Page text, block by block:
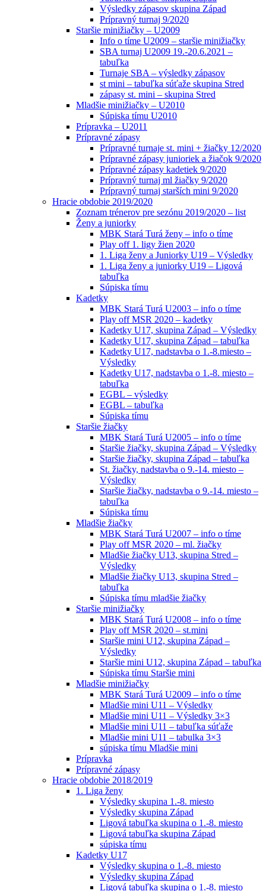
Výsledky zápasov skupina Západ
Prípravný turnaj 9/2020
Staršie minižiačky – U2009
Info o tíme U2009 – staršie minižiačky
SBA turnaj U2009 19.-20.6.2021 –
tabuľka
Turnaje SBA – výsledky zápasov
st mini – tabuľka súťaže skupina Stred
zápasy st. mini – skupina Stred
Mladšie minižiačky – U2010
Súpiska tímu U2010
Prípravka – U2011
Prípravné zápasy
Prípravné turnaje st. mini + žiačky 12/2020
Prípravné zápasy junioriek a žiačok 9/2020
Prípravné zápasy kadetiek 9/2020
Prípravný turnaj ml žiačky 9/2020
Prípravný turnaj starších mini 9/2020
Hracie obdobie 2019/2020
Zoznam trénerov pre sezónu 2019/2020 – list
Ženy a juniorky
MBK Stará Turá ženy – info o tíme
Play off 1. ligy žien 2020
1. Liga ženy a Juniorky U19 – Výsledky
1. Liga ženy a juniorky U19 – Ligová
tabuľka
Súpiska tímu
Kadetky
MBK Stará Turá U2003 – info o tíme
Play off MSR 2020 – kadetky
Kadetky U17, skupina Západ – Výsledky
Kadetky U17, skupina Západ – tabuľka
Kadetky U17, nadstavba o 1.-8.miesto –
Výsledky
Kadetky U17, nadstavba o 1.-8. miesto –
tabuľka
EGBL – výsledky
EGBL – tabuľka
Súpiska tímu
Staršie žiačky
MBK Stará Turá U2005 – info o tíme
Staršie žiačky, skupina Západ – Výsledky
Staršie žiačky, skupina Západ – tabuľka
St. žiačky, nadstavba o 9.-14. miesto –
Výsledky
Staršie žiačky, nadstavba o 9.-14. miesto –
tabuľka
Súpiska tímu
Mladšie žiačky
MBK Stará Turá U2007 – info o tíme
Play off MSR 2020 – ml. žiačky
Mladšie žiačky U13, skupina Stred –
Výsledky
Mladšie žiačky U13, skupina Stred –
tabuľka
Súpiska tímu mladšie žiačky
Staršie minižiačky
MBK Stará Turá U2008 – info o tíme
Play off MSR 2020 – st.mini
Staršie mini U12, skupina Západ –
Výsledky
Staršie mini U12, skupina Západ – tabuľka
Súpiska tímu Staršie mini
Mladšie minižiačky
MBK Stará Turá U2009 – info o tíme
Mladšie mini U11 – Výsledky
Mladšie mini U11 – Výsledky 3×3
Mladšie mini U11 – tabuľka súťaže
Mladšie mini U11 – tabulka 3×3
súpiska tímu Mladšie mini
Prípravka
Prípravné zápasy
Hracie obdobie 2018/2019
1. Liga ženy
Výsledky skupina 1.-8. miesto
Výsledky skupina Západ
Ligová tabuľka skupina o 1.-8. miesto
Ligová tabuľka skupina Západ
súpiska tímu
Kadetky U17
Výsledky skupina o 1.-8. miesto
Výsledky skupina Západ
Ligová tabuľka skupina o 1.-8. miesto